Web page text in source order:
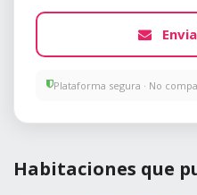
Plataforma segura · No
Habitaciones que